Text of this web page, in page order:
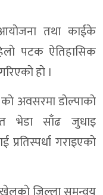
तथा काईके
पटक ऐतिहासिक
हाे ।
काे अवसरमा डाेल्पाकाे
भेडा साँढ जुधाइ
गराइएकाे